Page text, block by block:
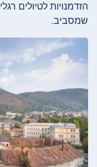
הזדמנויות לטיולים
שמסביב.